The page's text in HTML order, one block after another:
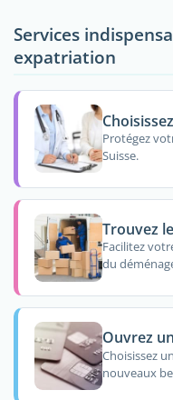
Services
expatriation
Protégez
Suisse.
Trouvez
Facilitez
du
Ouvrez
Choisissez
nouveaux